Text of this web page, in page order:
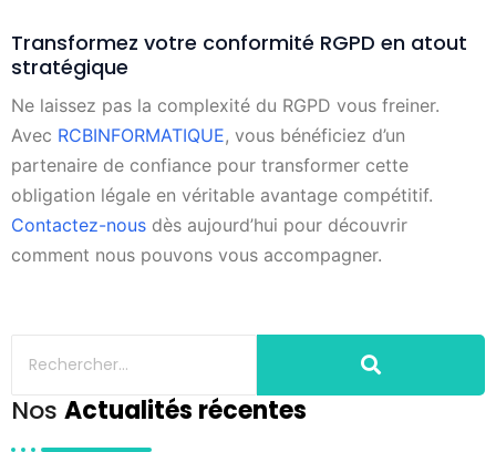
Transformez votre conformité RGPD en atout
stratégique
Ne laissez pas la complexité du RGPD vous freiner.
Avec RCBINFORMATIQUE, vous bénéficiez d’un
partenaire de confiance pour transformer cette
obligation légale en véritable avantage compétitif.
Contactez-nous dès aujourd’hui pour découvrir
comment nous pouvons vous accompagner.
Nos Actualités récentes